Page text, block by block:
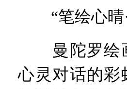
“笔绘心晴·
曼陀罗绘画
心灵对话的彩